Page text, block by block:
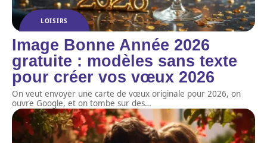
LOISIRS
Image Bonne Année 2026
gratuite : modèles sans texte
pour créer vos vœux 2026
On veut envoyer une carte de vœux originale pour 2026, on
ouvre Google, et on tombe sur des…